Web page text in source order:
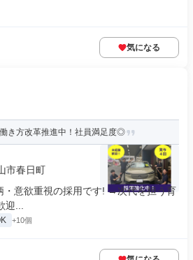
気になる
き方改革推進中！社員満足度◎
市春日町
・意欲重視の採用です! →次代を担う育
...
+10個